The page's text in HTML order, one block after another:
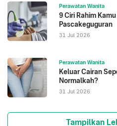
Perawatan Wanita
9 Ciri Rahim
Pascakeguguran
31 Jul 2026
Perawatan Wanita
Keluar Cairan
Normalkah?
31 Jul 2026
Tampilkan